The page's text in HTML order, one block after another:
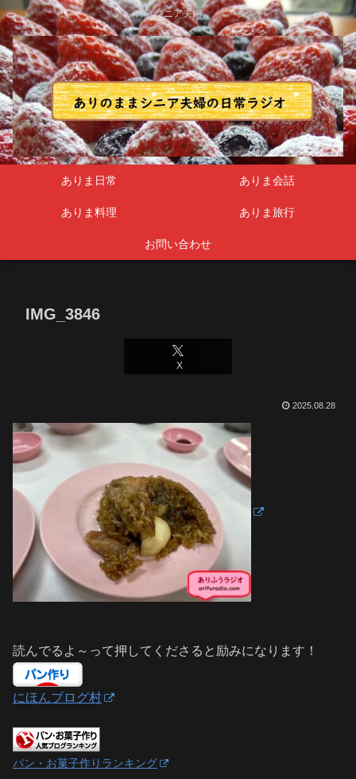
シニア夫婦
ありま日常 ありま会話
ありま料理 ありま旅行
お問い合わせ
IMG_3846
X
2025.08.28
読んでるよ～って押してくださると励みになります！
にほんブログ村
パン・お菓子作りランキング